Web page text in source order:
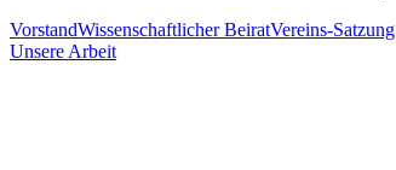
VorstandWissenschaftlicher BeiratVereins-Satzung
Unsere Arbeit